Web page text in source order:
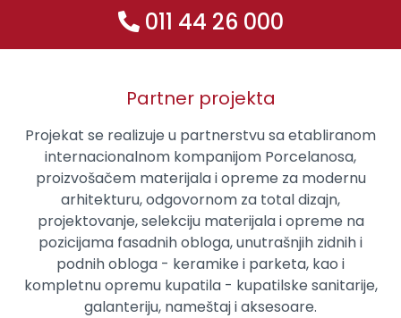
011 44 26 000
Partner projekta
Projekat se realizuje u partnerstvu sa etabliranom
internacionalnom kompanijom Porcelanosa,
proizvošačem materijala i opreme za modernu
arhitekturu, odgovornom za total dizajn,
projektovanje, selekciju materijala i opreme na
pozicijama fasadnih obloga, unutrašnjih zidnih i
podnih obloga - keramike i parketa, kao i
kompletnu opremu kupatila - kupatilske sanitarije,
galanteriju, nameštaj i aksesoare.